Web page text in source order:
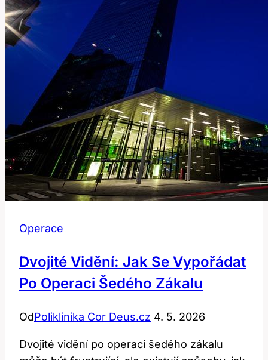
Co
potřebujete
vědět?
Operace
Dvojité Vidění: Jak Se Vypořádat
Po Operaci Šedého Zákalu
OdPoliklinika Cor Deus.cz 4. 5. 2026
Dvojité vidění po operaci šedého zákalu